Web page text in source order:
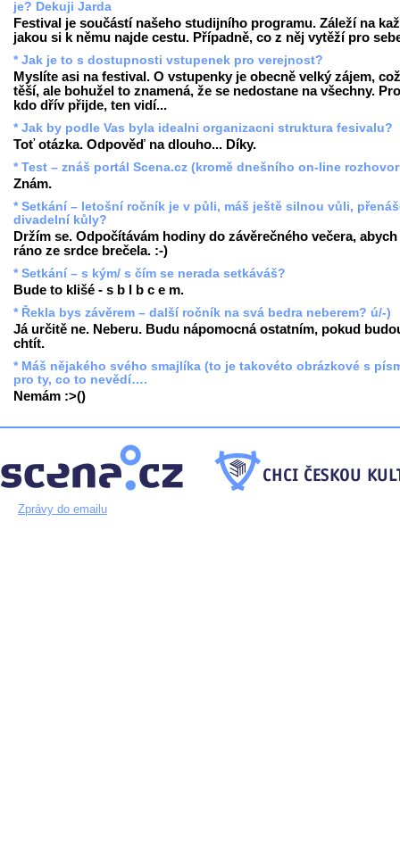
je? Dekuji Jarda
Festival je součástí našeho studijního programu. Záleží na
jakou si k němu najde cestu. Případně, co z něj vytěží pro
* Jak je to s dostupnosti vstupenek pro verejnost?
Myslíte asi na festival. O vstupenky je obecně velký zájem,
těší, ale bohužel to znamená, že se nedostane na všechny.
kdo dřív přijde, ten vidí...
* Jak by podle Vas byla idealni organizacni struktura fesivalu?
Toť otázka. Odpověď na dlouho... Díky.
* Test – znáš portál Scena.cz (kromě dnešního on-line
Znám.
* Setkání – letošní ročník je v půli, máš ještě silnou vůli,
divadelní kůly?
Držím se. Odpočítávám hodiny do závěrečného večera, abych
ráno ze srdce brečela. :-)
* Setkání – s kým/ s čím se nerada setkáváš?
Bude to klišé - s b l b c e m.
* Řekla bys závěrem – další ročník na svá bedra neberem? ú/-)
Já určitě ne. Neberu. Budu nápomocná ostatním, pokud
chtít.
* Máš nějakého svého smajlíka (to je takovéto obrázkové s
pro ty, co to nevědí….
Nemám :>()
Zprávy do emailu